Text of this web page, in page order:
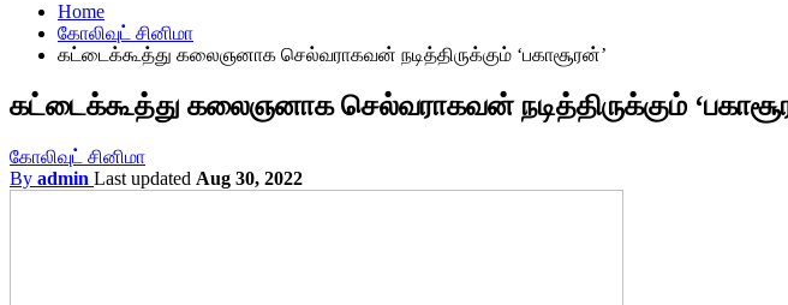
Home
கோலிவுட் சினிமா
கட்டைக்கூத்து கலைஞனாக செல்வராகவன் நடித்திருக்கும் ‘பகாசூரன்’
கட்டைக்கூத்து கலைஞனாக செல்வராகவன் நடித்திருக்கும்
கோலிவுட் சினிமா
By admin Last updated Aug 30, 2022